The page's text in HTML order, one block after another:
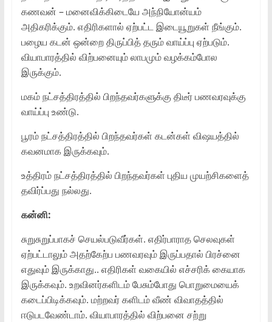
கணவன் – மனைவிக்கிடையே அந்நியோன்யம்
அதிகரிக்கும். எதிரிகளால் ஏற்பட்ட இடையூறுகள் நீங்கும்.
பழைய கடன் ஒன்றை திருப்பித் தரும் வாய்ப்பு ஏற்படும்.
வியாபாரத்தில் விற்பனையும் லாபமும் வழக்கம்போல
இருக்கும்.
மகம் நட்சத்திரத்தில் பிறந்தவர்களுக்கு திடீர் பணவரவுக்கு
வாய்ப்பு உண்டு.
பூரம் நட்சத்திரத்தில் பிறந்தவர்கள் கடன்கள் விஷயத்தில்
கவனமாக இருக்கவும்.
உத்திரம் நட்சத்திரத்தில் பிறந்தவர்கள் புதிய முயற்சிகளைத்
தவிர்ப்பது நல்லது.
கன்னி:
சுறுசுறுப்பாகச் செயல்படுவீர்கள். எதிர்பாராத செலவுகள்
ஏற்பட்டாலும் அதற்கேற்ப பணவரவும் இருப்பதால் பிரச்னை
எதுவும் இருக்காது.. எதிரிகள் வகையில் எச்சரிக் கையாக
இருக்கவும். உறவினர்களிடம் பேசும்போது பொறுமையைக்
கடைப்பிடிக்கவும். மற்றவர் களிடம் வீண் விவாதத்தில்
ஈடுபடவேண்டாம். வியாபாரத்தில் விற்பனை சற்று